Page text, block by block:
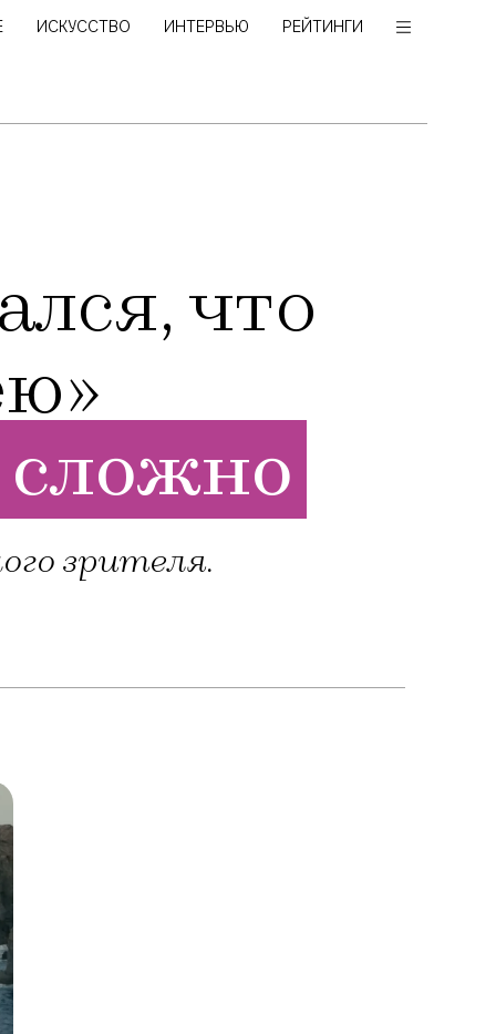
ИСКУССТВО ИНТЕРВЬЮ РЕЙТИНГИ
что
зрителя.